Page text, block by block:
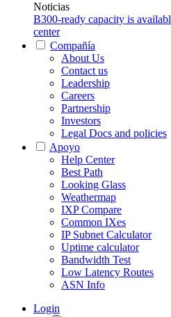
Noticias
B300-ready capacity is
center
Compañía
About Us
Contact us
Leadership
Careers
Partnership
Investors
Legal Docs and policies
Apoyo
Help Center
Best Path
Looking Glass
Weathermap
IXP Compare
Common IXes
IP Subnet Calculator
Uptime calculator
Bandwidth Test
Low Latency Routes
ASN Info
Login